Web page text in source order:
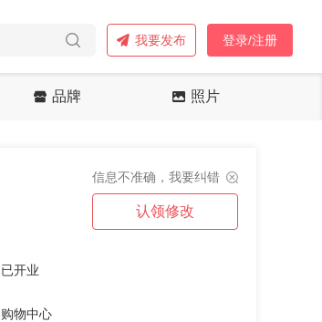
我要发布 登录/注册
品牌 照片
信息不准确，我要纠错
认领修改
已开业
购物中心